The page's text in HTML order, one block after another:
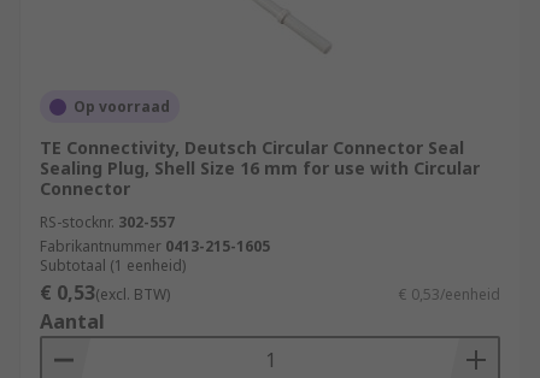
Op voorraad
TE Connectivity, Deutsch Circular Connector Seal
Sealing Plug, Shell Size 16 mm for use with Circular
Connector
RS-stocknr. 302-557
Fabrikantnummer 0413-215-1605
Subtotaal (1 eenheid)
€ 0,53(excl. BTW) € 0,53/eenheid
Aantal